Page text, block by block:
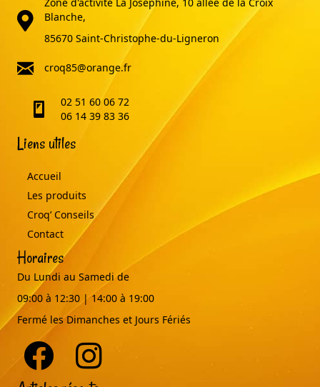
adresseBlanche,
85670 Saint-Christophe-du-Ligneron
email
croq85@orange.fr
telephone02 51 60 06 72
06 14 39 83 36
Liens utiles
Accueil
Les produits
Croq’ Conseils
Contact
Horaires
Du Lundi au Samedi de
09:00 à 12:30 | 14:00 à 19:00
Fermé les Dimanches et Jours Fériés